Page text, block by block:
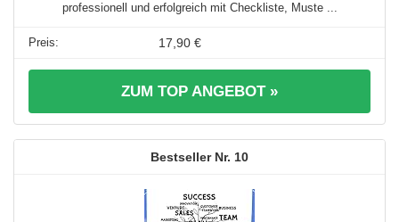
professionell und erfolgreich mit Checkliste, Muste ...
17,90 €
ZUM TOP ANGEBOT »
10